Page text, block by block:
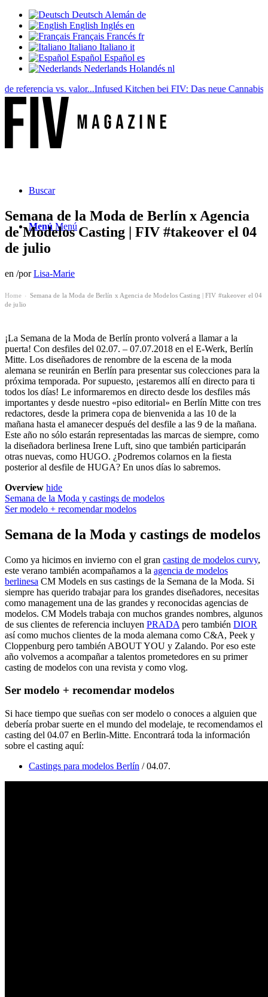
Deutsch Alemán de
English Inglés en
Français Francés fr
Italiano Italiano it
Español Español es
Nederlands Holandés nl
vs. valor...Infused Kitchen bei FIV: Das neue Cannabis-
Buscar
Menú Menú
Semana de la Moda de Berlín x Agencia
de Modelos Casting | FIV #takeover el 04
de julio
en /porLisa-Marie
Home
Semana de la Moda de Berlín x Agencia de Modelos Casting | FIV #takeover el 04
de julio
¡La Semana de la Moda de Berlín pronto volverá a llamar a la
puerta! Con desfiles del 02.07. – 07.07.2018 en el E-Werk, Berlín
Mitte. Los diseñadores de renombre de la escena de la moda
alemana se reunirán en Berlín para presentar sus colecciones para la
próxima temporada. Por supuesto, ¡estaremos allí en directo para ti
todos los días! Le informaremos en directo desde los desfiles más
importantes y desde nuestro «piso editorial» en Berlín Mitte con tres
redactores, desde la primera copa de bienvenida a las 10 de la
mañana hasta el amanecer después del desfile a las 9 de la mañana.
Este año no sólo estarán representadas las marcas de siempre, como
la diseñadora berlinesa Irene Luft, sino que también participarán
otras nuevas, como HUGO. ¿Podremos colarnos en la fiesta
posterior al desfile de HUGA? En unos días lo sabremos.
Overview hide
Semana de la Moda y castings de modelos
Ser modelo + recomendar modelos
Semana de la Moda y castings de modelos
Como ya hicimos en invierno con el gran casting de modelos curvy,
este verano también acompañamos a la agencia de modelos
berlinesa CM Models en sus castings de la Semana de la Moda. Si
siempre has querido trabajar para los grandes diseñadores, necesitas
como management una de las grandes y reconocidas agencias de
modelos. CM Models trabaja con muchos grandes nombres, algunos
de sus clientes de referencia incluyen PRADA pero también DIOR
así como muchos clientes de la moda alemana como C&A, Peek y
Cloppenburg pero también ABOUT YOU y Zalando. Por eso este
año volvemos a acompañar a talentos prometedores en su primer
casting de modelos con una revista y como vlog.
Ser modelo + recomendar modelos
Si hace tiempo que sueñas con ser modelo o conoces a alguien que
debería probar suerte en el mundo del modelaje, te recomendamos el
casting del 04.07 en Berlin-Mitte. Encontrará toda la información
sobre el casting aquí:
Castings para modelos Berlín / 04.07.